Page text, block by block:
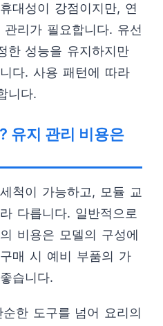
대성이 강점이지만, 연
리가 필요합니다. 유선
한 성능을 유지하지만
다. 사용 패턴에 따라
니다.
유지 관리 비용은
척이 가능하고, 모듈 교
다릅니다. 일반적으로
비용은 모델의 구성에
매 시 예비 부품의 가
습니다.
한 도구를 넘어 요리의